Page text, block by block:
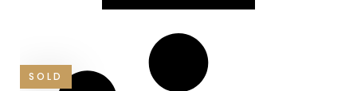
SOLD